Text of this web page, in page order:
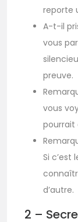
reporte
A-t-il
vous
preuve.
vous
pourrait
Si c’est
d’autre.
2 –